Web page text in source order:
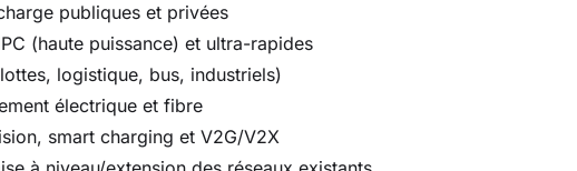
publiques et privées
(haute puissance) et ultra-rapides
logistique, bus, industriels)
électrique et fibre
smart charging et V2G/V2X